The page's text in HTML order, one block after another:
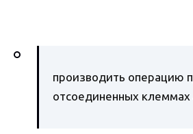
производить операцию
отсоединенных клеммах